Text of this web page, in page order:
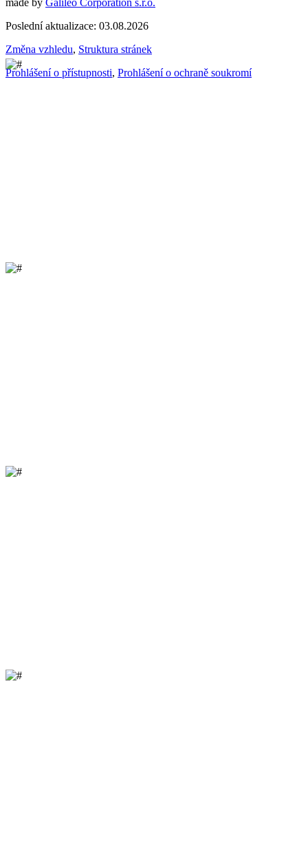
Poslední aktualizace: 03.08.2026
Změna vzhledu, Struktura stránek
Prohlášení o přístupnosti, Prohlášení o ochraně soukromí